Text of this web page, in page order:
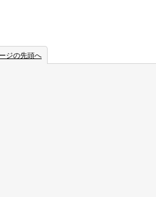
ジの先頭へ